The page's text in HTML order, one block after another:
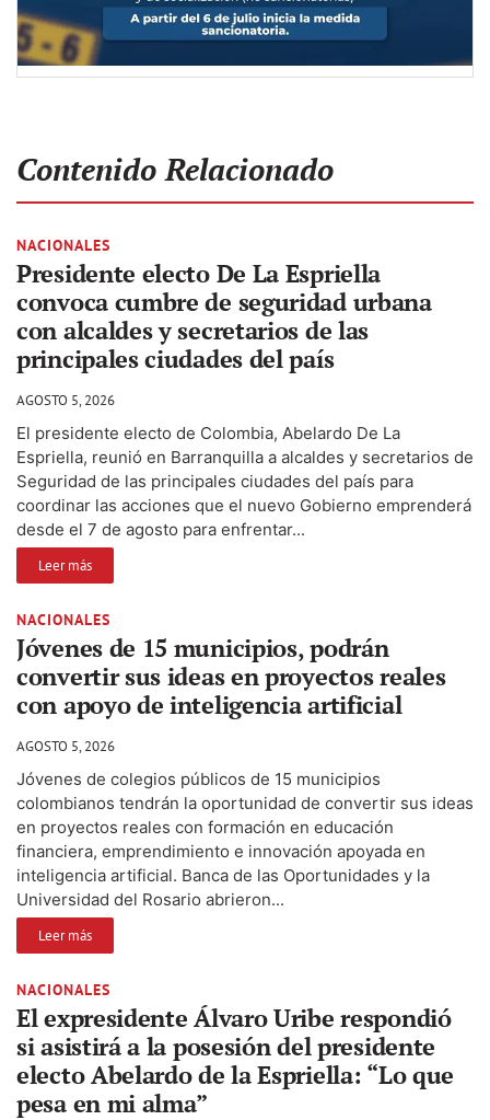
Contenido Relacionado
NACIONALES
Presidente electo De La Espriella
convoca cumbre de seguridad urbana
con alcaldes y secretarios de las
principales ciudades del país
AGOSTO 5, 2026
El presidente electo de Colombia, Abelardo De La
Espriella, reunió en Barranquilla a alcaldes y secretarios de
Seguridad de las principales ciudades del país para
coordinar las acciones que el nuevo Gobierno emprenderá
desde el 7 de agosto para enfrentar...
Leer más
NACIONALES
Jóvenes de 15 municipios, podrán
convertir sus ideas en proyectos reales
con apoyo de inteligencia artificial
AGOSTO 5, 2026
Jóvenes de colegios públicos de 15 municipios
colombianos tendrán la oportunidad de convertir sus ideas
en proyectos reales con formación en educación
financiera, emprendimiento e innovación apoyada en
inteligencia artificial. Banca de las Oportunidades y la
Universidad del Rosario abrieron...
Leer más
NACIONALES
El expresidente Álvaro Uribe respondió
si asistirá a la posesión del presidente
electo Abelardo de la Espriella: “Lo que
pesa en mi alma”